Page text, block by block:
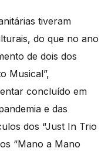
tiveram
do que no ano
de dois dos
Musical”,
concluído em
e das
dos “Just In Trio
“Mano a Mano